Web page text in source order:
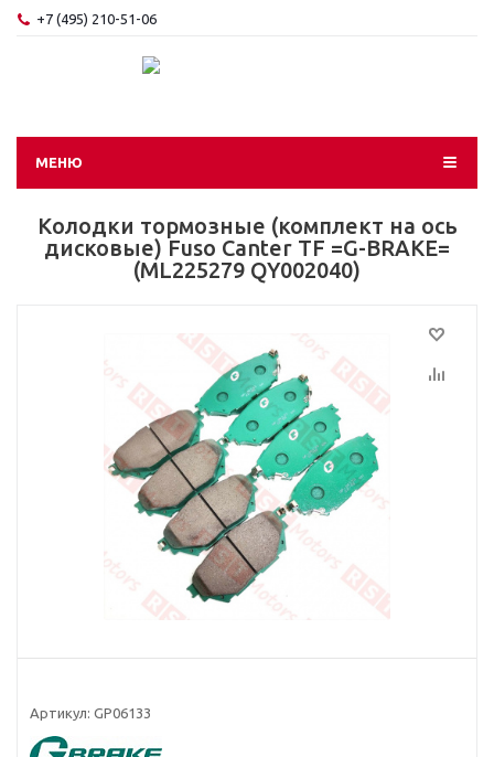
+7 (495) 210-51-06
МЕНЮ
Колодки тормозные (комплект на ось
дисковые) Fuso Canter TF =G-BRAKE=
(ML225279 QY002040)
Артикул: GP06133